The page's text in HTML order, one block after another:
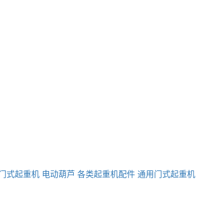
式起重机 电动葫芦 各类起重机配件 通用门式起重机